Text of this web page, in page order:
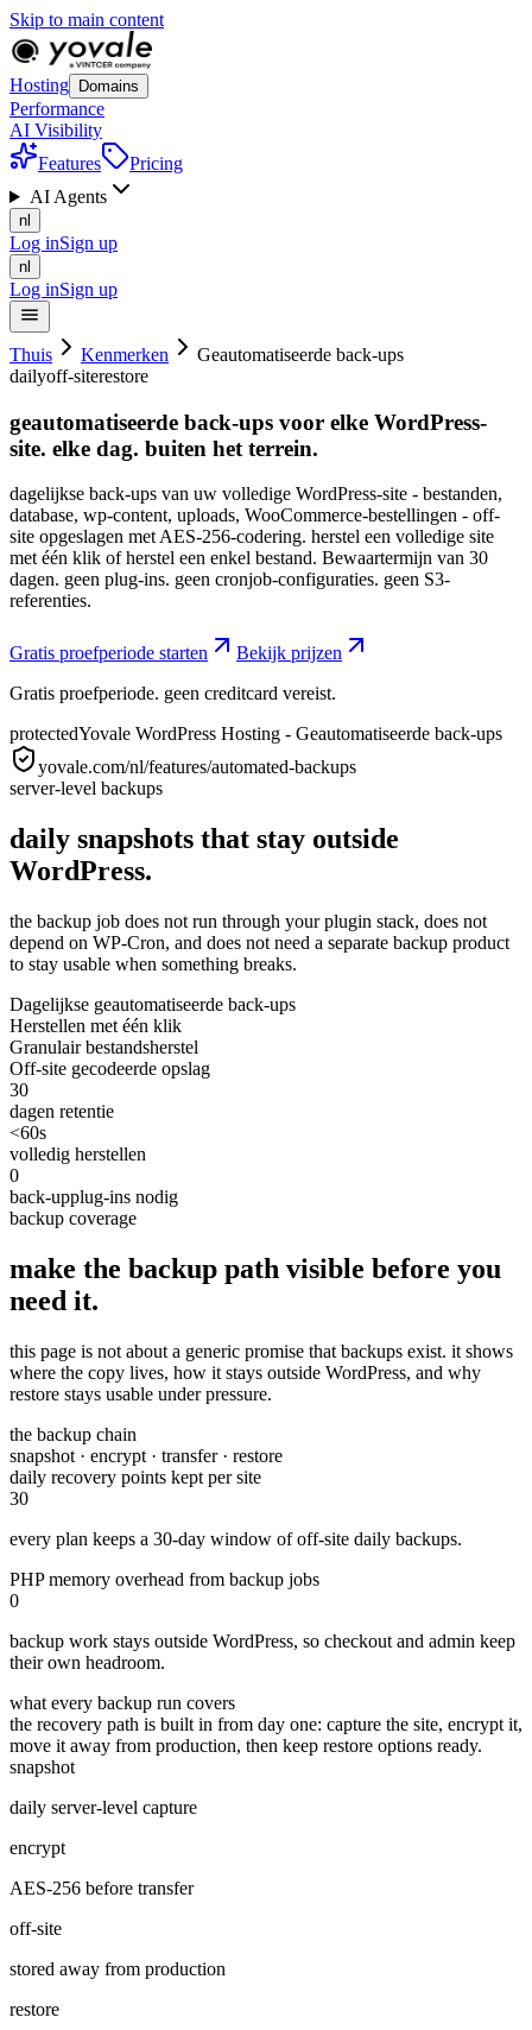
Skip to main content
Hosting Domains
Performance
AI Visibility
Features
Pricing
AI Agents
nl
Log inSign up
nl
Log inSign up
Thuis Kenmerken
Geautomatiseerde back-ups
dailyoff-siterestore
geautomatiseerde back-ups voor elke WordPress-
site. elke dag. buiten het terrein.
dagelijkse back-ups van uw volledige WordPress-site - bestanden,
database, wp-content, uploads, WooCommerce-bestellingen - off-
site opgeslagen met AES-256-codering. herstel een volledige site
met één klik of herstel een enkel bestand. Bewaartermijn van 30
dagen. geen plug-ins. geen cronjob-configuraties. geen S3-
referenties.
Gratis proefperiode starten
Bekijk prijzen
Gratis proefperiode. geen creditcard vereist.
protectedYovale WordPress Hosting - Geautomatiseerde back-ups
yovale.com/nl/features/automated-backups
server-level backups
daily snapshots that stay outside
WordPress.
the backup job does not run through your plugin stack, does not
depend on WP-Cron, and does not need a separate backup product
to stay usable when something breaks.
Dagelijkse geautomatiseerde back-ups
Herstellen met één klik
Granulair bestandsherstel
Off-site gecodeerde opslag
30
dagen retentie
<60s
volledig herstellen
0
back-upplug-ins nodig
backup coverage
make the backup path visible before you
need it.
this page is not about a generic promise that backups exist. it shows
where the copy lives, how it stays outside WordPress, and why
restore stays usable under pressure.
the backup chain
snapshot · encrypt · transfer · restore
daily recovery points kept per site
30
every plan keeps a 30-day window of off-site daily backups.
PHP memory overhead from backup jobs
0
backup work stays outside WordPress, so checkout and admin keep
their own headroom.
what every backup run covers
the recovery path is built in from day one: capture the site, encrypt it,
move it away from production, then keep restore options ready.
snapshot
daily server-level capture
encrypt
AES-256 before transfer
off-site
stored away from production
restore